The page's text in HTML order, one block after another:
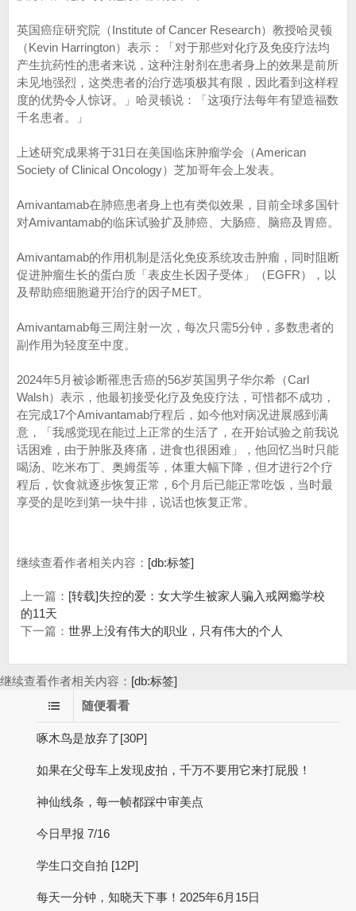
英国癌症研究院（Institute of Cancer Research）教授哈灵顿
（Kevin Harrington）表示：「对于那些对化疗及免疫疗法均
产生抗药性的患者来说，这种注射剂在患者身上的效果是前所
未见地强烈，这类患者的治疗选项极其有限，因此看到这样程
度的优势令人惊讶。」哈灵顿说：「这项疗法每年有望造福数
千名患者。」
上述研究成果将于31日在美国临床肿瘤学会（American
Society of Clinical Oncology）芝加哥年会上发表。
Amivantamab在肺癌患者身上也有类似效果，目前全球多国针
对Amivantamab的临床试验扩及肺癌、大肠癌、脑癌及胃癌。
Amivantamab的作用机制是活化免疫系统攻击肿瘤，同时阻断
促进肿瘤生长的蛋白质「表皮生长因子受体」（EGFR），以
及帮助癌细胞避开治疗的因子MET。
Amivantamab每三周注射一次，每次只需5分钟，多数患者的
副作用为轻度至中度。
2024年5月被诊断罹患舌癌的56岁英国男子华尔希（Carl
Walsh）表示，他最初接受化疗及免疫疗法，可惜都不成功，
在完成17个Amivantamab疗程后，如今他对病况进展感到满
意，「我感觉现在能过上正常的生活了，在开始试验之前我说
话困难，由于肿胀及疼痛，进食也很困难」，他回忆当时只能
喝汤、吃米布丁、奥姆蛋等，体重大幅下降，但才进行2个疗
程后，饮食就逐步恢复正常，6个月后已能正常吃饭，当时最
享受的是吃到第一块牛排，说话也恢复正常。
继续查看作者相关内容： [db:标签]
上一篇： [转载]失控的爱：女大学生被家人骗入戒网瘾学校
的11天
下一篇： 世界上没有伟大的职业，只有伟大的个人
继续查看作者相关内容： [db:标签]
随便看看
啄木鸟是放弃了[30P]
如果在父母车上发现皮拍，千万不要用它来打屁股！
神仙线条，每一帧都踩中审美点
今日早报 7/16
学生口交自拍 [12P]
每天一分钟，知晓天下事！2025年6月15日